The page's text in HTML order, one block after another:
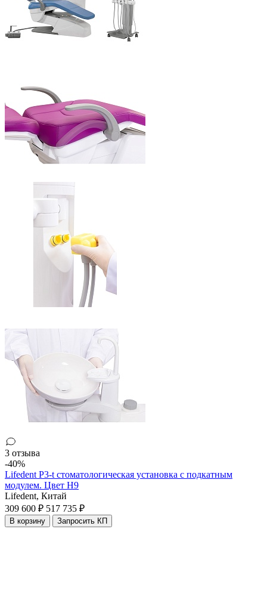
3 отзыва
-40%
Lifedent P3-t стоматологическая установка с подкатным
модулем. Цвет H9
Lifedent, Китай
309 600 ₽ 517 735 ₽
В корзину Запросить КП